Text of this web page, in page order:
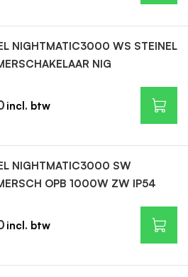
NIGHTMATIC3000 WS STEINEL
NIG
NIGHTMATIC3000 SW
OPB 1000W ZW IP54